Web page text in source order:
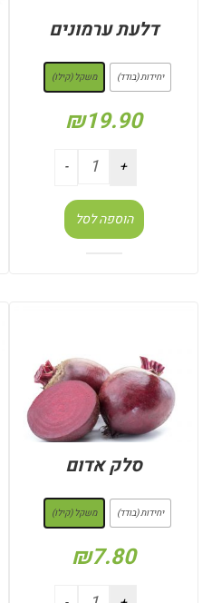
דלעת ערמונים
יחידות (בודד) משקל (קילו)
₪19.90
הוספה לסל
סלק אדום
יחידות (בודד) משקל (קילו)
₪7.80